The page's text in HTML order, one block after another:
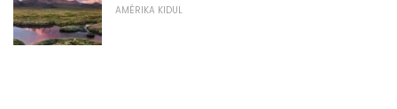
AMÉRIKA KIDUL